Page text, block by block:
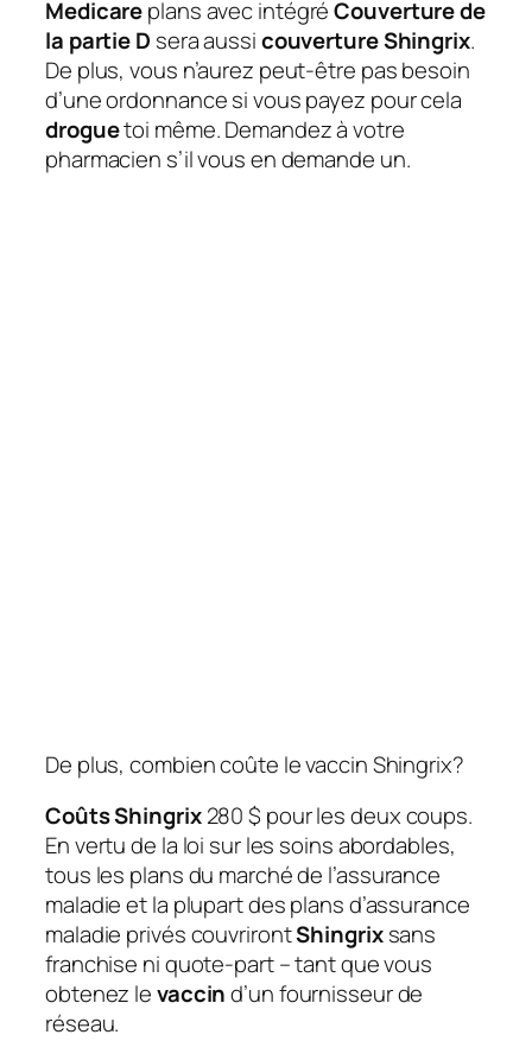
Medicareplans avec intégréCouverture de
la partie D sera aussicouverture Shingrix.
De plus, vous n’aurez peut-être pas besoin
d’une ordonnance si vous payez pour cela
droguetoi même. Demandez à votre
pharmacien s’il vous en demande un.
De plus, combien coûte le vaccin Shingrix?
Coûts Shingrix280 $ pour les deux coups.
En vertu de la loi sur les soins abordables,
tous les plans du marché de l’assurance
maladie et la plupart des plans d’assurance
maladie privés couvrirontShingrixsans
franchise ni quote-part – tant que vous
obtenez levaccind’un fournisseur de
réseau.